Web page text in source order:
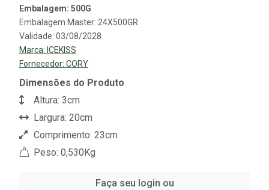
Embalagem: 500G
Embalagem Master: 24X500GR
Validade: 03/08/2028
Marca: ICEKISS
Fornecedor: CORY
Dimensões do Produto
Altura: 3cm
Largura: 20cm
Comprimento: 23cm
Peso: 0,530Kg
Faça seu login ou